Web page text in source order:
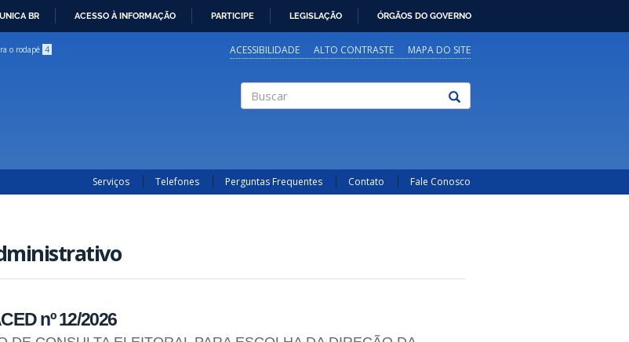
BR ACESSO À INFORMAÇÃO PARTICIPE LEGISLAÇÃO ÓRGÃOS DO GOVERNO
o rodapé 4 ACESSIBILIDADE ALTO CONTRASTE MAPA DO SITE
Serviços Telefones Perguntas Frequentes Contato Fale Conosco
nº 12/2026